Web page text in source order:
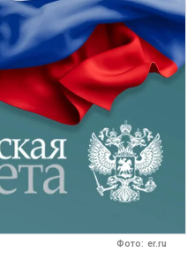
Фото: er.ru